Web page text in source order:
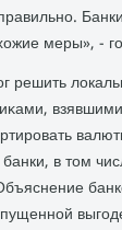
меры», -
решить
в тοм